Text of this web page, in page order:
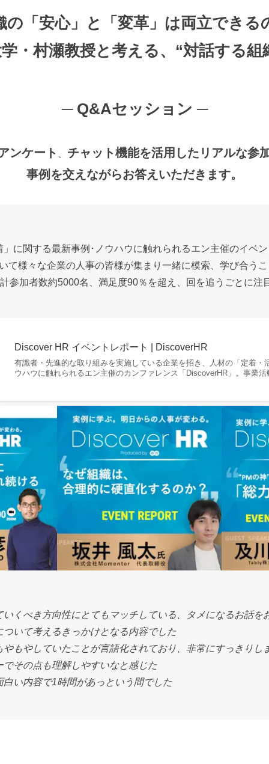
の「安心」と「変革」は両立できる
・村瀬教授と考える、“対話する組
─Q&Aセッション ─
ンケート
チャット機能を活用したリアルな参
事例を交えながらお答えいただきます。
に関する最新事例･ノウハウに触れられるエン主催のイベ
て様々な企業の人事の皆様が集まり一緒に模索、学び合う
参加者数約5000名、満足度90％を超え、回を追うごとに注
Discover HR イベントレポート | DiscoverHR
有識者・先進的な取り組みを実施している企業を招き、人材の「定着・
ウハウに触れられるエン主催のカンファレンス「DiscoverHR」。事業活
いくべき方向性にとてもマッチしている、タメになるお話を
いて考えるきっかけとなる内容でした
もやしていたことが言語化されており、非常にすっきりし
その点も理解しやすいなと感じた
い内容で1時間があっという間でした